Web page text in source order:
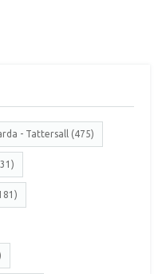
- Tattersall (475)